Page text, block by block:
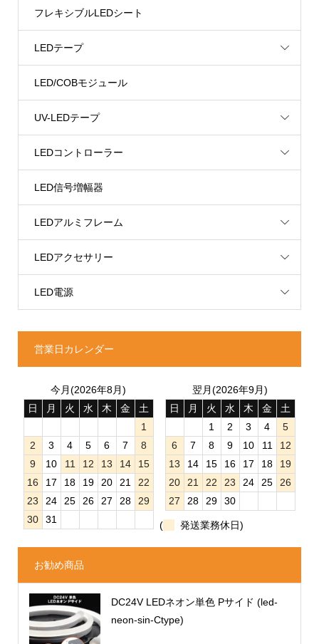
フレキシブルLEDシート
LEDテープ
LED/COBモジュール
UV-LEDテープ
LEDコントローラー
LED信号増幅器
LEDアルミフレーム
LEDアクセサリー
LED電源
営業日カレンダー
今月(2026年8月)
日
月 火 水 木 金
土
1
2
3 4 5 6 7
8
9
10 11 12 13 14
15
16
17 18 19 20 21
22
23
24 25 26 27 28
29
30
31
翌月(2026年9月)
日
月 火 水 木 金
土
1
2 3 4
5
6
7 8 9 10 11
12
13
14 15 16 17 18
19
20
21 22 23 24 25
26
27
28 29 30
( 発送業務休日)
お勧め商品
DC24V LEDネオン単色 Pサイド (led-
neon-sin-Ctype)